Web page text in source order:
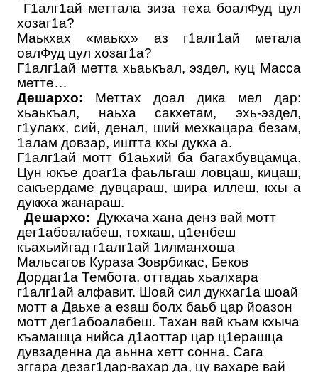
Г1алг1ай меттала зиза теха боалФуд цул
хозаг1а?
Маькхах «маькх» аз г1алг1ай метала
оалФуд цул хозаг1а?
Г1алг1ай метта хьаькъал, эздел, куц Масса
метте…
Дешархо: Меттах доал дика мел дар:
хьаькъал, наьха сакхетам, эхь-эздел,
г1улакх, сий, денал, ший мехкацара безам,
1алам довзар, иштта кхы дукха а.
Г1алг1ай мотт б1аьхий ба багахбувцамца.
Цун юкъе доаг1а фаьльгаш ловцаш, кицаш,
сакъердаме дувцараш, шира иллеш, кхы а
дуккха жанараш.
Дешархо: Дукхача хана денз вай мотт
дег1абоалабеш, тохкаш, ц1енбеш
къахьийгад г1алг1ай 1илманхоша
Мальсагов Кураза Зоврбикас, Беков
Дордаг1а Тембота, оттадаь хьалхара
г1алг1ай алфавит. Шоай сил дукхаг1а шоай
мотт а Даьхе а езаш болх баьб цар йоазон
мотт дег1абоалабеш. Тахан вай къам кхыча
къамашца нийса д1аоттар цар ц1ерашца
дувзаденна да аьнна хетт сонна. Сага
эггара дезаг1дар-вахар да, цу вахаре вай